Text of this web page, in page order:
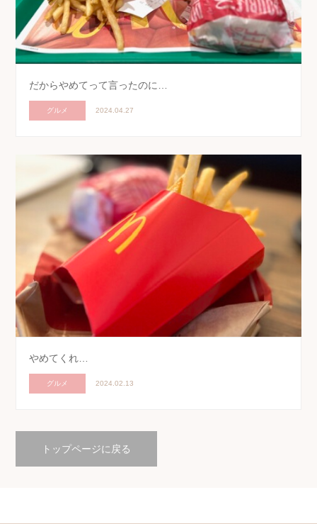
だからやめてって言ったのに…
グルメ 2024.04.27
やめてくれ…
グルメ 2024.02.13
トップページに戻る